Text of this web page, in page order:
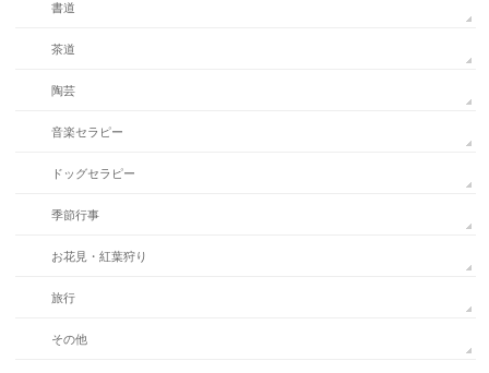
書道
茶道
陶芸
音楽セラピー
ドッグセラピー
季節行事
お花見・紅葉狩り
旅行
その他